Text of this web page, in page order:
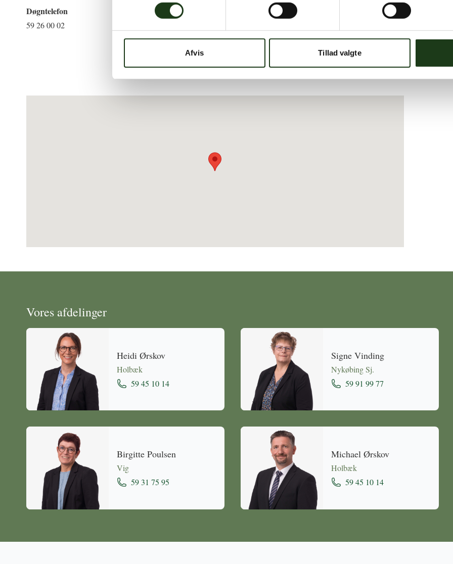
Afvis Tillad valgte
Døgntelefon
59 26 00 02
Udenfor kontortid har vi åbent efter aftale.
Vores afdelinger
Heidi Ørskov
Holbæk
59 45 10 14
Signe Vinding
Nykøbing Sj.
59 91 99 77
Birgitte Poulsen
Vig
59 31 75 95
Michael Ørskov
Holbæk
59 45 10 14